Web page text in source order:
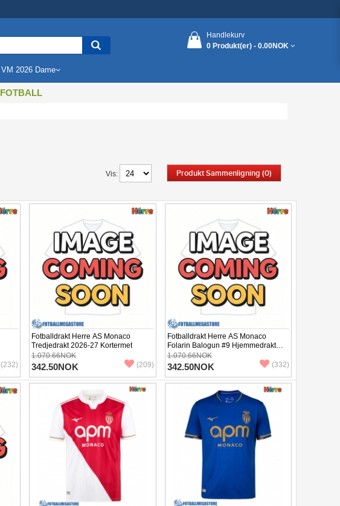
Handlekurv
0 Produkt(er) - 0.00NOK
VM 2026 Dame
FOTBALL
Produkt Sammenligning (0)
Vis:
(232)
Fotballdrakt Herre AS Monaco
Tredjedrakt 2026-27 Kortermet
1.070.66NOK
342.50NOK (209)
Fotballdrakt Herre AS Monaco
Folarin Balogun #9 Hjemmedrakt
2026-27 Kortermet
1.070.66NOK
342.50NOK (332)